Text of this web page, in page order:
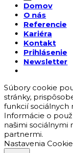
Domov
O nás
Referencie
Kariéra
Kontakt
Prihlásenie
Newsletter
Súbory cookie
stránky,
funkcií sociálnych
Informácie o
našimi sociálnymi
partnermi.
Nastavenia